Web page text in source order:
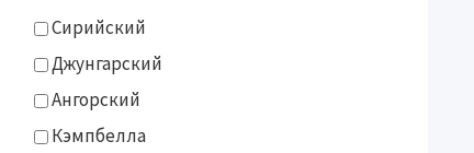
Сирийский
Джунгарский
Ангорский
Кэмпбелла